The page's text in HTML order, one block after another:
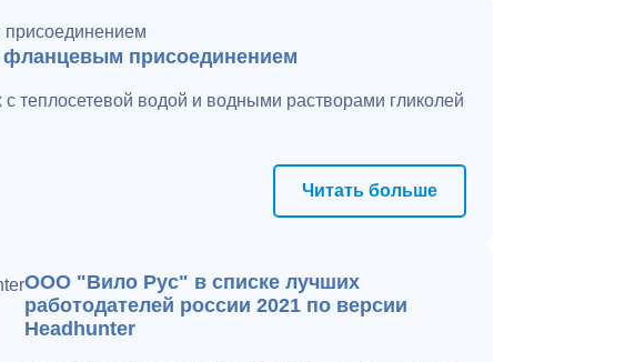
фланцевым присоединением
теплосетевой водой и водными растворами гликолей
Читать больше
ООО "Вило Рус" в списке лучших
работодателей россии 2021 по версии
Headhunter